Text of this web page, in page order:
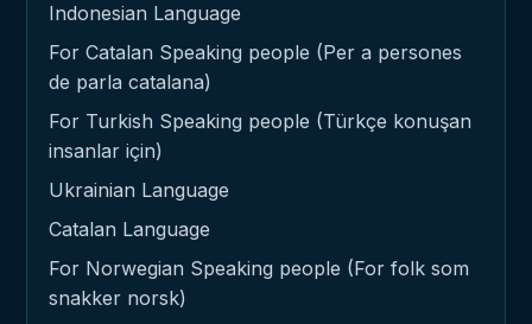
Indonesian Language
For Catalan Speaking people (Per a persones
de parla catalana)
For Turkish Speaking people (Türkçe konuşan
insanlar için)
Ukrainian Language
Catalan Language
For Norwegian Speaking people (For folk som
snakker norsk)